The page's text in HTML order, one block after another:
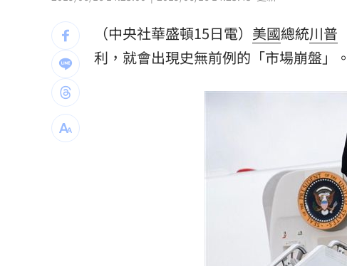
美制裁杜拜加密幣交所！控助伊朗革命衛隊
美就業數據爆冷 這信號Fed升息警報降溫
梅西父親病逝享壽68歲 一路陪伴兒闖足壇
美：東南亞詐騙園區多由中國背景組織主導
拆監獄家書見「叫別人老婆」人妻氣炸 23:22
ETF存到2千萬退休！他因1封信重回職場
（中央社華盛頓15日電） 美國總統川普
利，就會出現史無前例的「市場崩盤」。